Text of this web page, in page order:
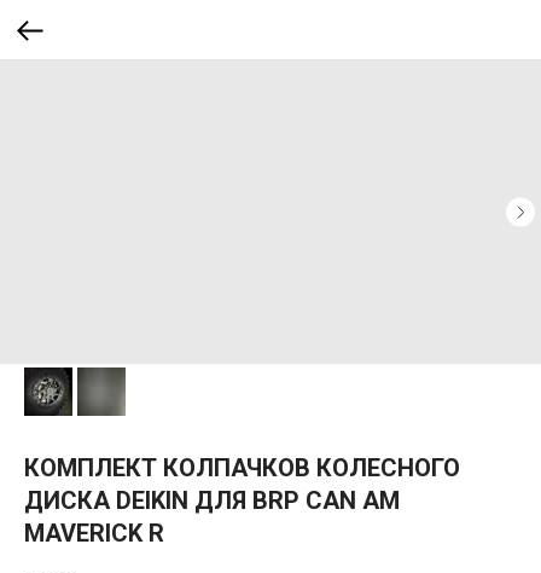
КОМПЛЕКТ КОЛПАЧКОВ КОЛЕСНОГО
ДИСКА DEIKIN ДЛЯ BRP CAN AM
MAVERICK R